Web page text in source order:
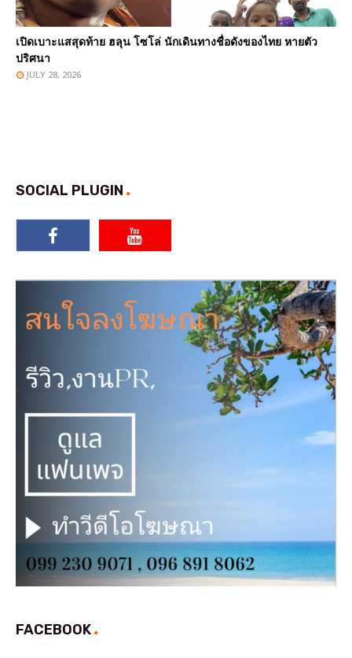
เปิดเบาะแสสุดท้าย ฮลุน โซโล่ นักเดินทางชื่อดังของไทย หายตัว
ปริศนา
JULY 28, 2026
SOCIAL PLUGIN
FACEBOOK